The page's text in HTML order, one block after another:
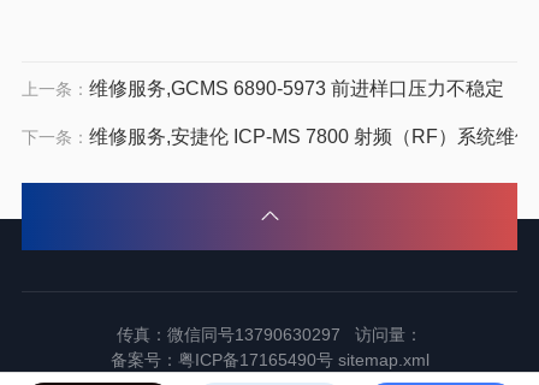
上一条： 维修服务,GCMS 6890-5973 前进样口压力不稳定
下一条： 维修服务,安捷伦 ICP-MS 7800 射频（RF）系统维修
传真：微信同号13790630297 访问量：
备案号： 粤ICP备17165490号 sitemap.xml